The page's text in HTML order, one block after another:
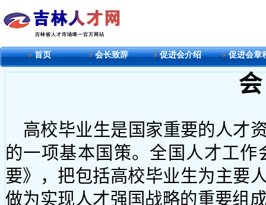
首页 会长致辞 促进会介绍 促进会章